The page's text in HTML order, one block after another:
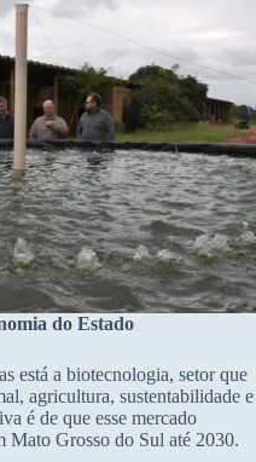
do Estado
está a biotecnologia, setor que
agricultura, sustentabilidade e
é de que esse mercado
Mato Grosso do Sul até 2030.